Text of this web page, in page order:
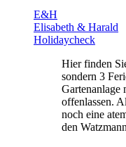
E&H
Elisabeth & Harald
Holidaycheck
Hier finden
sondern 3
Gartenanlage
offenlassen.
noch eine
den